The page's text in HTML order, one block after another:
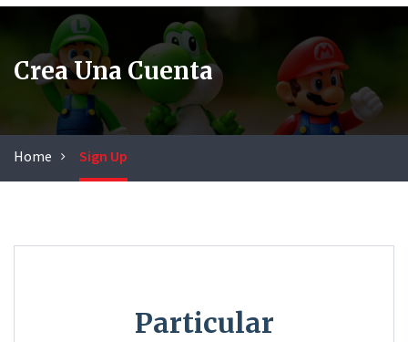
Crea Una Cuenta
Home Sign Up
Particular